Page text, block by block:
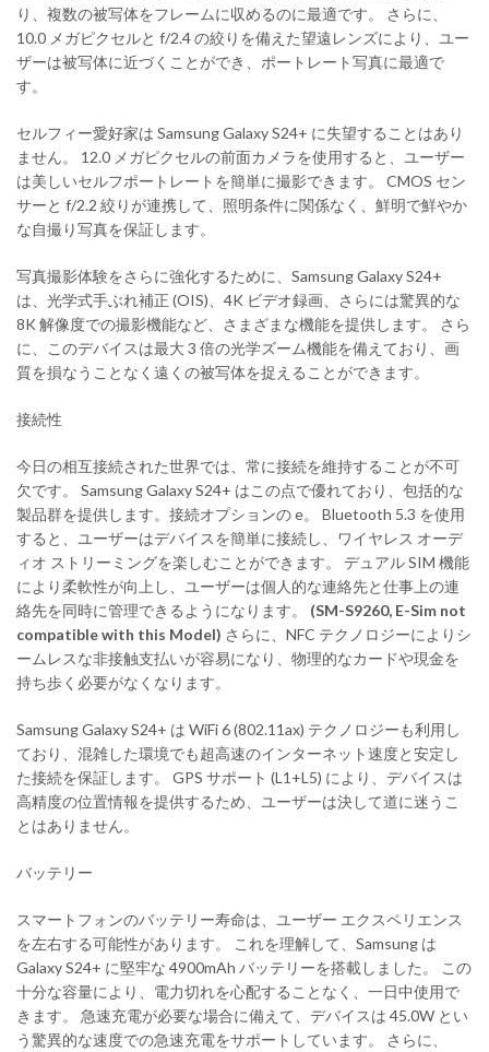
り、複数の被写体をフレームに収めるのに最適です。 さらに、
10.0 メガピクセルと f/2.4 の絞りを備えた望遠レンズにより、ユー
ザーは被写体に近づくことができ、ポートレート写真に最適で
す。
セルフィー愛好家は Samsung Galaxy S24+ に失望することはあり
ません。 12.0 メガピクセルの前面カメラを使用すると、ユーザー
は美しいセルフポートレートを簡単に撮影できます。 CMOS セン
サーと f/2.2 絞りが連携して、照明条件に関係なく、鮮明で鮮やか
な自撮り写真を保証します。
写真撮影体験をさらに強化するために、Samsung Galaxy S24+
は、光学式手ぶれ補正 (OIS)、4K ビデオ録画、さらには驚異的な
8K 解像度での撮影機能など、さまざまな機能を提供します。 さら
に、このデバイスは最大 3 倍の光学ズーム機能を備えており、画
質を損なうことなく遠くの被写体を捉えることができます。
接続性
今日の相互接続された世界では、常に接続を維持することが不可
欠です。 Samsung Galaxy S24+ はこの点で優れており、包括的な
製品群を提供します。接続オプションの e。 Bluetooth 5.3 を使用
すると、ユーザーはデバイスを簡単に接続し、ワイヤレス オーデ
ィオ ストリーミングを楽しむことができます。 デュアル SIM 機能
により柔軟性が向上し、ユーザーは個人的な連絡先と仕事上の連
絡先を同時に管理できるようになります。 (SM-S9260, E-Sim not
compatible with this Model) さらに、NFC テクノロジーによりシ
ームレスな非接触支払いが容易になり、物理的なカードや現金を
持ち歩く必要がなくなります。
Samsung Galaxy S24+ は WiFi 6 (802.11ax) テクノロジーも利用し
ており、混雑した環境でも超高速のインターネット速度と安定し
た接続を保証します。 GPS サポート (L1+L5) により、デバイスは
高精度の位置情報を提供するため、ユーザーは決して道に迷うこ
とはありません。
バッテリー
スマートフォンのバッテリー寿命は、ユーザー エクスペリエンス
を左右する可能性があります。 これを理解して、Samsung は
Galaxy S24+ に堅牢な 4900mAh バッテリーを搭載しました。 この
十分な容量により、電力切れを心配することなく、一日中使用で
きます。 急速充電が必要な場合に備えて、デバイスは 45.0W とい
う驚異的な速度での急速充電をサポートしています。 さらに、